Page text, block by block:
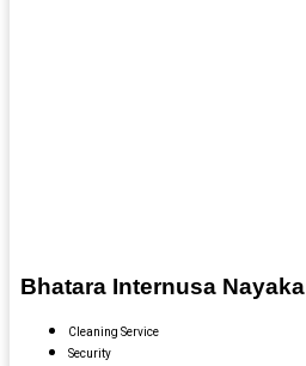
Bhatara Internusa Nayaka
Cleaning Service
Security